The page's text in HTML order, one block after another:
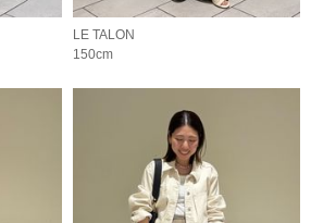
LE TALON
150cm